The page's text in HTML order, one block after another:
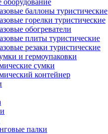
оборудование
баллоны туристические
горелки туристические
обогреватели
плиты туристические
резаки туристические
и гермоупаковки
сумки
контейнер
палки